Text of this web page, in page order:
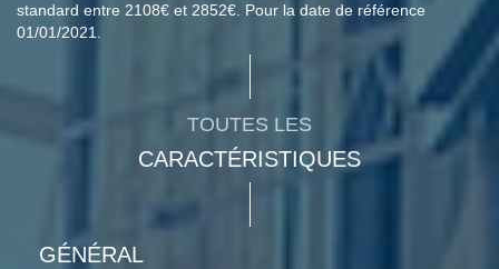
standard entre 2108€ et 2852€. Pour la date de référence
01/01/2021.
TOUTES LES
CARACTÉRISTIQUES
GÉNÉRAL